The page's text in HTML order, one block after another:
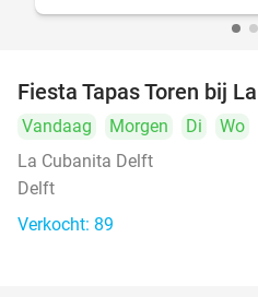
Fiesta Tapas Toren bij
Vandaag Morgen Di Wo
La Cubanita Delft
Delft
Verkocht: 89